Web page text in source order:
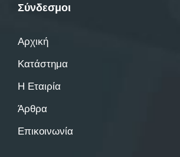
Σύνδεσμοι
Αρχική
Κατάστημα
Η Εταιρία
Άρθρα
Επικοινωνία